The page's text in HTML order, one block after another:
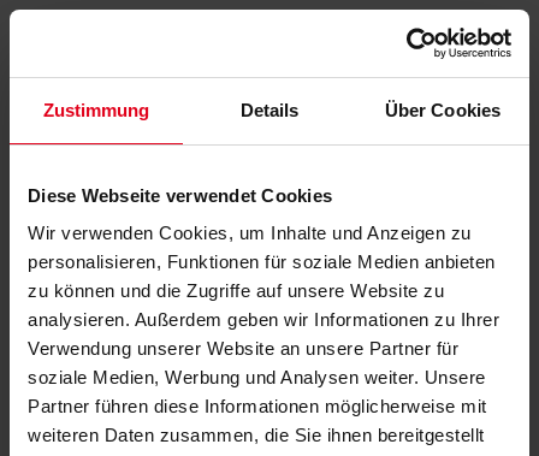
Zustimmung Details Über Cookies
Diese Webseite verwendet Cookies
Wir verwenden Cookies, um Inhalte und Anzeigen zu
personalisieren, Funktionen für soziale Medien anbieten
zu können und die Zugriffe auf unsere Website zu
analysieren. Außerdem geben wir Informationen zu Ihrer
Verwendung unserer Website an unsere Partner für
soziale Medien, Werbung und Analysen weiter. Unsere
Partner führen diese Informationen möglicherweise mit
weiteren Daten zusammen, die Sie ihnen bereitgestellt